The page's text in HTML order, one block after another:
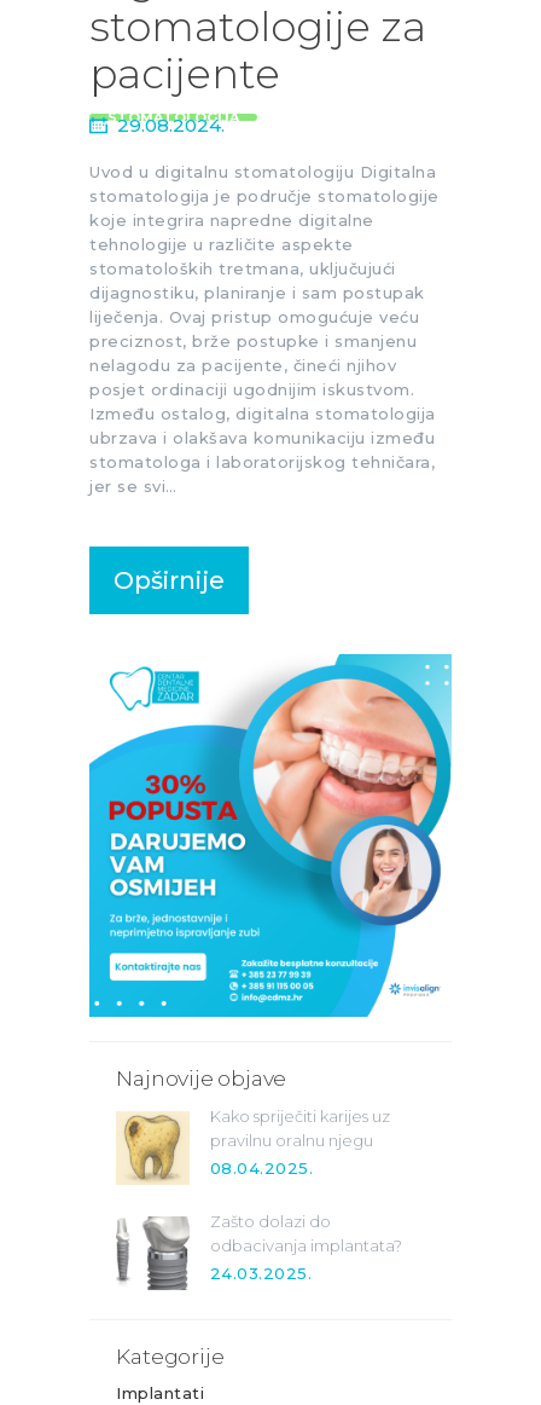
stomatologije za
pacijente
STOMATOLOGIJA
29.08.2024.
Uvod u digitalnu stomatologiju Digitalna
stomatologija je područje stomatologije
koje integrira napredne digitalne
tehnologije u različite aspekte
stomatoloških tretmana, uključujući
dijagnostiku, planiranje i sam postupak
liječenja. Ovaj pristup omogućuje veću
preciznost, brže postupke i smanjenu
nelagodu za pacijente, čineći njihov
posjet ordinaciji ugodnijim iskustvom.
Između ostalog, digitalna stomatologija
ubrzava i olakšava komunikaciju između
stomatologa i laboratorijskog tehničara,
jer se svi…
Opširnije
Najnovije objave
Kako spriječiti karijes uz
pravilnu oralnu njegu
08.04.2025.
Zašto dolazi do
odbacivanja implantata?
24.03.2025.
Kategorije
Implantati